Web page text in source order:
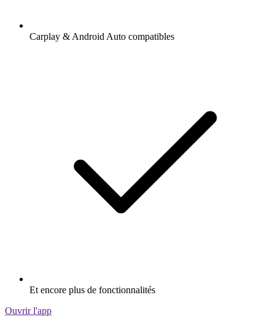
Carplay & Android Auto compatibles
Et encore plus de fonctionnalités
Ouvrir l'app